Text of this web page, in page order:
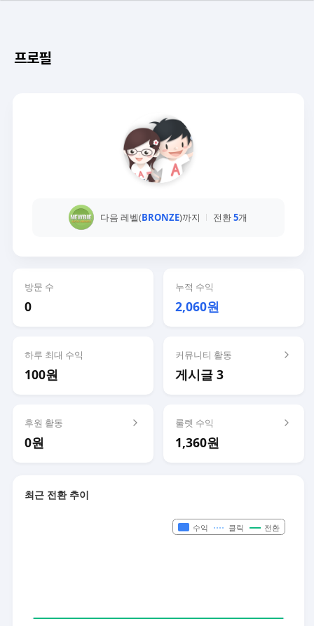
프로필
다음 레벨(BRONZE)까지 전환5개
방문 수
0
누적 수익
2,060원
하루 최대 수익
100원
커뮤니티 활동
게시글 3
후원 활동
0원
룰렛 수익
1,360원
최근 전환 추이